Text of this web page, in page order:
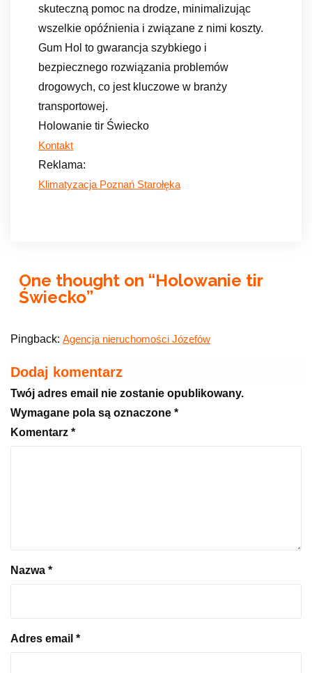
skuteczną pomoc na drodze, minimalizując
wszelkie opóźnienia i związane z nimi koszty.
Gum Hol to gwarancja szybkiego i
bezpiecznego rozwiązania problemów
drogowych, co jest kluczowe w branży
transportowej.
Holowanie tir Świecko
Kontakt
Reklama:
Klimatyzacja Poznań Starołęka
One thought on “Holowanie tir
Świecko”
Pingback: Agencja nieruchomości Józefów
Dodaj komentarz
Twój adres email nie zostanie opublikowany.
Wymagane pola są oznaczone *
Komentarz *
Nazwa *
Adres email *